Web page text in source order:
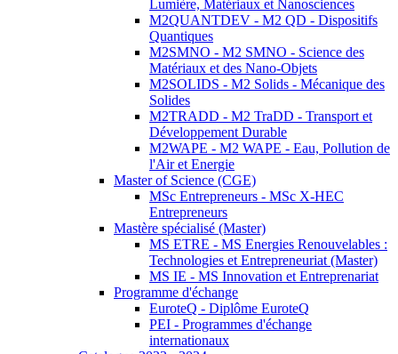
Lumière, Matériaux et Nanosciences
M2QUANTDEV - M2 QD - Dispositifs
Quantiques
M2SMNO - M2 SMNO - Science des
Matériaux et des Nano-Objets
M2SOLIDS - M2 Solids - Mécanique des
Solides
M2TRADD - M2 TraDD - Transport et
Développement Durable
M2WAPE - M2 WAPE - Eau, Pollution de
l'Air et Energie
Master of Science (CGE)
MSc Entrepreneurs - MSc X-HEC
Entrepreneurs
Mastère spécialisé (Master)
MS ETRE - MS Energies Renouvelables :
Technologies et Entrepreneuriat (Master)
MS IE - MS Innovation et Entreprenariat
Programme d'échange
EuroteQ - Diplôme EuroteQ
PEI - Programmes d'échange
internationaux